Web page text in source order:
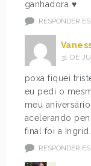
ganhadora ♥
RESPONDER
31 DE
poxa fiquei
eu pedi o
meu
acelerando
final foi a
RESPONDER